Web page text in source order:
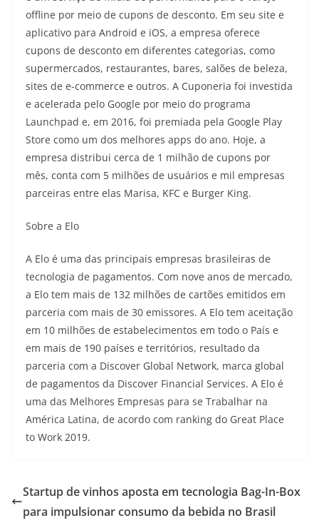
offline por meio de cupons de desconto. Em seu site e
aplicativo para Android e iOS, a empresa oferece
cupons de desconto em diferentes categorias, como
supermercados, restaurantes, bares, salões de beleza,
sites de e-commerce e outros. A Cuponeria foi investida
e acelerada pelo Google por meio do programa
Launchpad e, em 2016, foi premiada pela Google Play
Store como um dos melhores apps do ano. Hoje, a
empresa distribui cerca de 1 milhão de cupons por
mês, conta com 5 milhões de usuários e mil empresas
parceiras entre elas Marisa, KFC e Burger King.
Sobre a Elo
A Elo é uma das principais empresas brasileiras de
tecnologia de pagamentos. Com nove anos de mercado,
a Elo tem mais de 132 milhões de cartões emitidos em
parceria com mais de 30 emissores. A Elo tem aceitação
em 10 milhões de estabelecimentos em todo o País e
em mais de 190 países e territórios, resultado da
parceria com a Discover Global Network, marca global
de pagamentos da Discover Financial Services. A Elo é
uma das Melhores Empresas para se Trabalhar na
América Latina, de acordo com ranking do Great Place
to Work 2019.
Startup de vinhos aposta em tecnologia Bag-In-Box
para impulsionar consumo da bebida no Brasil